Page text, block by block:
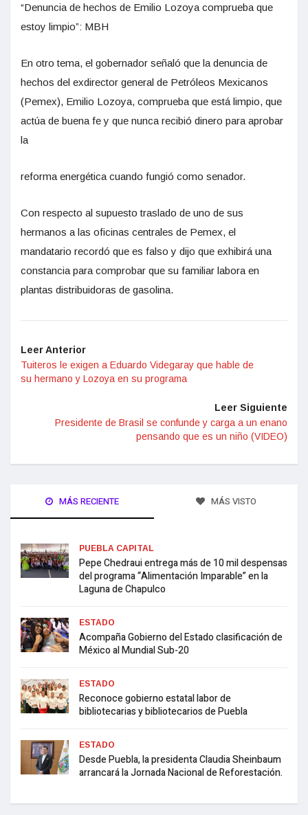
“Denuncia de hechos de Emilio Lozoya comprueba que
estoy limpio”: MBH
En otro tema, el gobernador señaló que la denuncia de
hechos del exdirector general de Petróleos Mexicanos
(Pemex), Emilio Lozoya, comprueba que está limpio, que
actúa de buena fe y que nunca recibió dinero para aprobar
la
reforma energética cuando fungió como senador.
Con respecto al supuesto traslado de uno de sus
hermanos a las oficinas centrales de Pemex, el
mandatario recordó que es falso y dijo que exhibirá una
constancia para comprobar que su familiar labora en
plantas distribuidoras de gasolina.
Leer Anterior
Tuiteros le exigen a Eduardo Videgaray que hable de
su hermano y Lozoya en su programa
Leer Siguiente
Presidente de Brasil se confunde y carga a un enano
pensando que es un niño (VIDEO)
MÁS RECIENTE MÁS VISTO
PUEBLA CAPITAL
Pepe Chedraui entrega más de 10 mil despensas
del programa “Alimentación Imparable” en la
Laguna de Chapulco
ESTADO
Acompaña Gobierno del Estado clasificación de
México al Mundial Sub-20
ESTADO
Reconoce gobierno estatal labor de
bibliotecarias y bibliotecarios de Puebla
ESTADO
Desde Puebla, la presidenta Claudia Sheinbaum
arrancará la Jornada Nacional de Reforestación.